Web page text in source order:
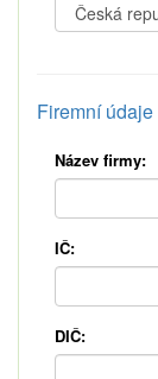
Firemní údaje
Název firmy:
IČ:
DIČ: